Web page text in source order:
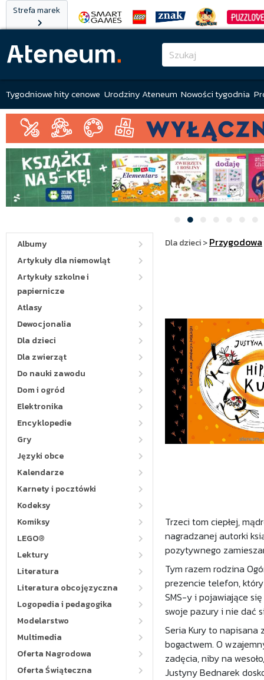
Strefa marek
Tygodniowe hity cenowe Urodziny Ateneum Nowości tygodnia
Albumy
Artykuły dla niemowląt
Artykuły szkolne i
papiernicze
Atlasy
Dewocjonalia
Dla dzieci
Dla zwierząt
Do nauki zawodu
Dom i ogród
Elektronika
Encyklopedie
Gry
Języki obce
Kalendarze
Karnety i pocztówki
Kodeksy
Komiksy
LEGO®
Lektury
Literatura
Literatura obcojęzyczna
Logopedia i pedagogika
Modelarstwo
Multimedia
Oferta Nagrodowa
Oferta Świąteczna
Dla dzieci>Przygodowa
Trzeci tom ciepłej,
nagradzanej autorki
pozytywnego
Tym razem rodzina
prezencie telefon, który
SMS-y i pojawiające
swoje pazury i nie dać
Seria Kury to napisana
bogactwem. O
zadęcia, niby na
Justyny Bednarek